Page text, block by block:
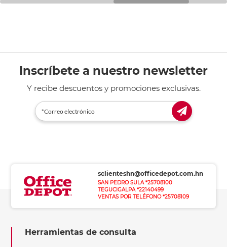
Inscríbete a nuestro newsletter
Y recibe descuentos y promociones exclusivas.
sclienteshn@officedepot.com.hn
SAN PEDRO SULA *25708100
TEGUCIGALPA *22140499
VENTAS POR TELÉFONO *25708109
Herramientas de consulta